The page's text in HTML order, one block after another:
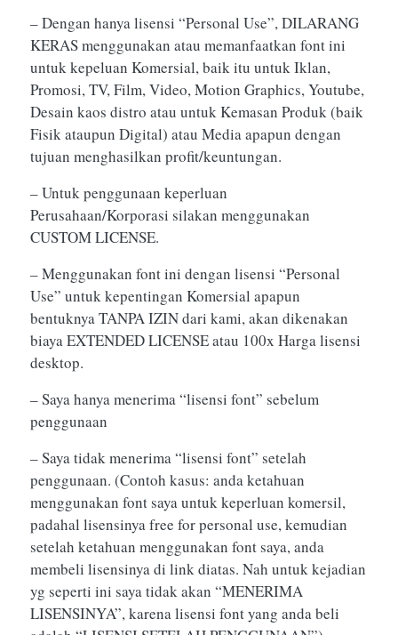
– Dengan hanya lisensi “Personal Use”, DILARANG
KERAS menggunakan atau memanfaatkan font ini
untuk kepeluan Komersial, baik itu untuk Iklan,
Promosi, TV, Film, Video, Motion Graphics, Youtube,
Desain kaos distro atau untuk Kemasan Produk (baik
Fisik ataupun Digital) atau Media apapun dengan
tujuan menghasilkan profit/keuntungan.
– Untuk penggunaan keperluan
Perusahaan/Korporasi silakan menggunakan
CUSTOM LICENSE.
– Menggunakan font ini dengan lisensi “Personal
Use” untuk kepentingan Komersial apapun
bentuknya TANPA IZIN dari kami, akan dikenakan
biaya EXTENDED LICENSE atau 100x Harga lisensi
desktop.
– Saya hanya menerima “lisensi font” sebelum
penggunaan
– Saya tidak menerima “lisensi font” setelah
penggunaan. (Contoh kasus: anda ketahuan
menggunakan font saya untuk keperluan komersil,
padahal lisensinya free for personal use, kemudian
setelah ketahuan menggunakan font saya, anda
membeli lisensinya di link diatas. Nah untuk kejadian
yg seperti ini saya tidak akan “MENERIMA
LISENSINYA”, karena lisensi font yang anda beli